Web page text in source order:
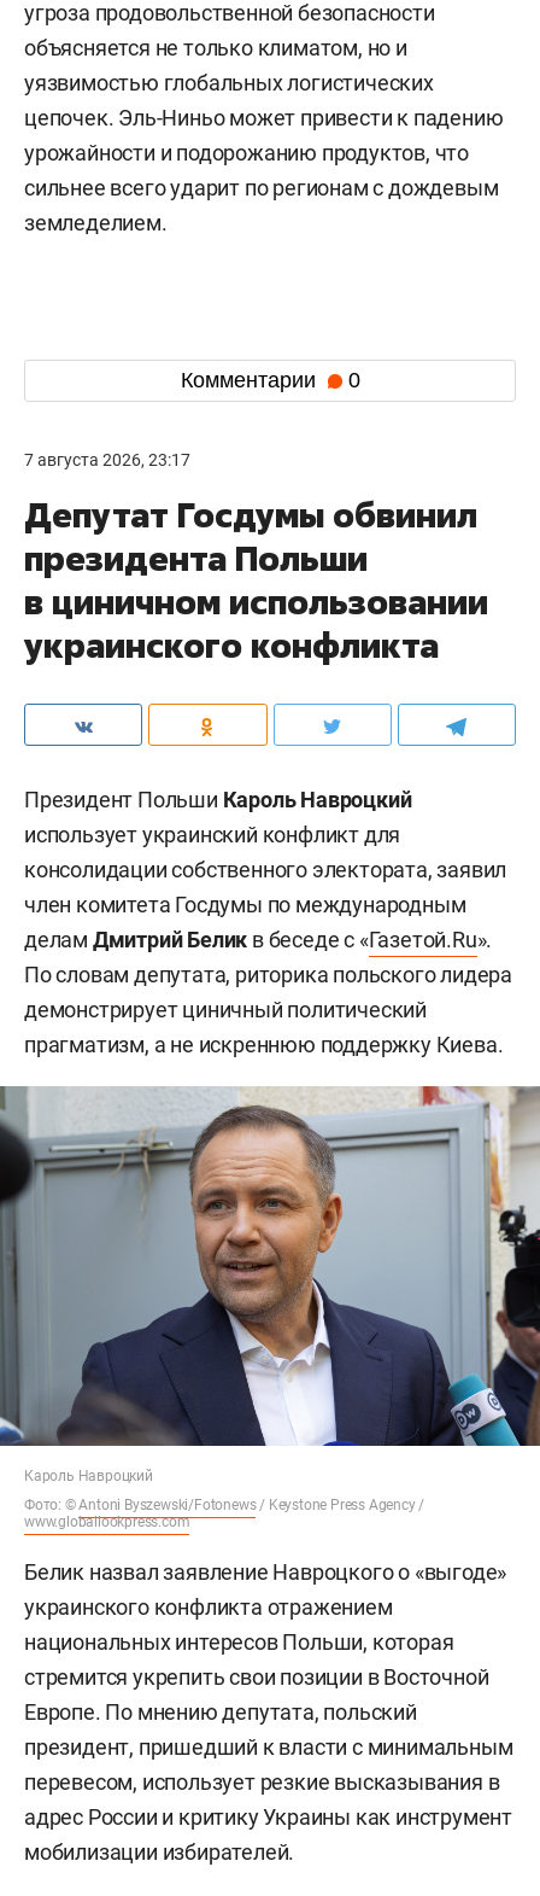
угроза продовольственной безопасности
объясняется не только климатом, но и
уязвимостью глобальных логистических
цепочек. Эль-Ниньо может привести к падению
урожайности и подорожанию продуктов, что
сильнее всего ударит по регионам с дождевым
земледелием.
Комментарии 0
7 августа 2026, 23:17
Депутат Госдумы обвинил
президента Польши
в циничном использовании
украинского конфликта
Президент Польши Кароль Навроцкий
использует украинский конфликт для
консолидации собственного электората, заявил
член комитета Госдумы по международным
делам Дмитрий Белик в беседе с «Газетой.Ru».
По словам депутата, риторика польского лидера
демонстрирует циничный политический
прагматизм, а не искреннюю поддержку Киева.
Кароль Навроцкий
Фото: ©Antoni Byszewski/Fotonews/ Keystone Press Agency /
www.globallookpress.com
Белик назвал заявление Навроцкого о «выгоде»
украинского конфликта отражением
национальных интересов Польши, которая
стремится укрепить свои позиции в Восточной
Европе. По мнению депутата, польский
президент, пришедший к власти с минимальным
перевесом, использует резкие высказывания в
адрес России и критику Украины как инструмент
мобилизации избирателей.